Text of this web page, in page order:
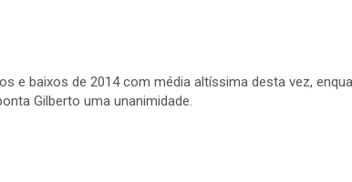
e baixos de 2014 com média altíssima desta vez,
Gilberto uma unanimidade.